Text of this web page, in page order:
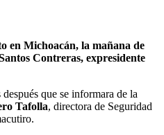
en Michoacán, la mañana de
Contreras, expresidente
que se informara de la
Tafolla, directora de Seguridad